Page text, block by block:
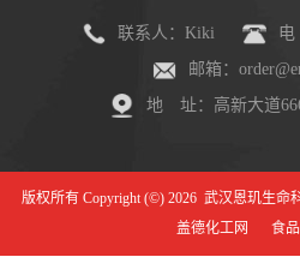
联系人：Kiki
电
邮箱：
地 址：高新大道
版权所有 Copyright (©) 2026 武汉恩玑生命
盖德化工网
食